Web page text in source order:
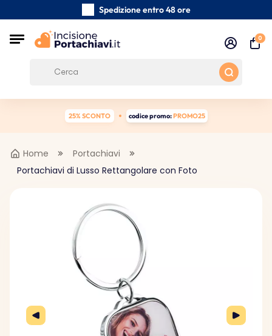
Spedizione entro 48 ore
Recensioni dei clienti:
0
25% SCONTO codice promo:PROMO25
Home
Portachiavi
Portachiavi di Lusso Rettangolare con Foto